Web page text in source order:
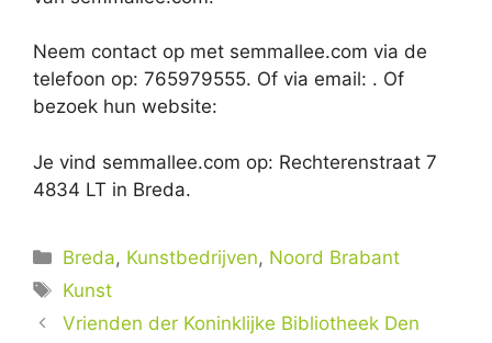
Neem contact op met semmallee.com via de
telefoon op: 765979555. Of via email: . Of
bezoek hun website:
Je vind semmallee.com op: Rechterenstraat 7
4834 LT in Breda.
Categorieën
Breda, Kunstbedrijven, Noord Brabant
Tags
Kunst
Vrienden der Koninklijke Bibliotheek Den